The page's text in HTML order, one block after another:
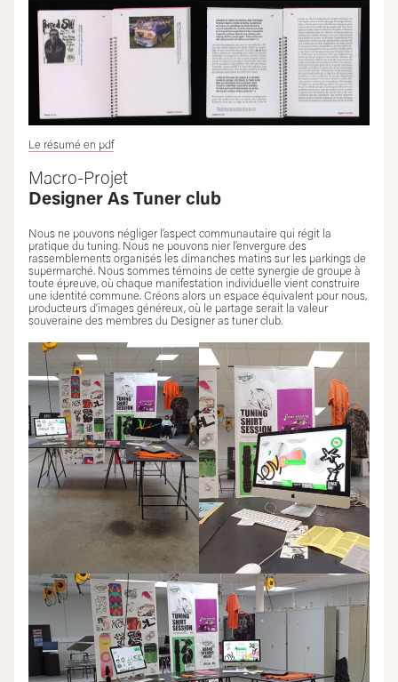
Le résumé en pdf
Macro-Projet
Designer As Tuner club
Nous ne pouvons négliger l’aspect communautaire qui régit la
pratique du tuning. Nous ne pouvons nier l’envergure des
rassemblements organisés les dimanches matins sur les parkings de
supermarché. Nous sommes témoins de cette synergie de groupe à
toute épreuve, où chaque manifestation individuelle vient construire
une identité commune. Créons alors un espace équivalent pour nous,
producteurs d’images généreux, où le partage serait la valeur
souveraine des membres du Designer as tuner club.